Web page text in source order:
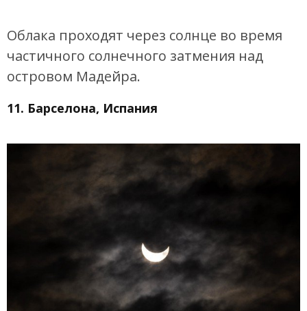
Облака проходят через солнце во время
частичного солнечного затмения над
островом Мадейра.
11. Барселона, Испания